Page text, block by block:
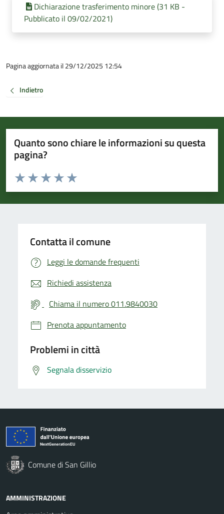
Dichiarazione trasferimento minore (31 KB -
Pubblicato il 09/02/2021)
Pagina aggiornata il 29/12/2025 12:54
Indietro
Quanto sono chiare le informazioni su questa
pagina?
Valuta da 1 a 5 stelle la pagina
Valuta 5 stelle su 5
Valuta 4 stelle su 5
Valuta 3 stelle su 5
Valuta 2 stelle su 5
Valuta 1 stelle su 5
Contatta il comune
Leggi le domande frequenti
Richiedi assistenza
Chiama il numero 011.9840030
Prenota appuntamento
Problemi in città
Segnala disservizio
Comune di San Gillio
AMMINISTRAZIONE